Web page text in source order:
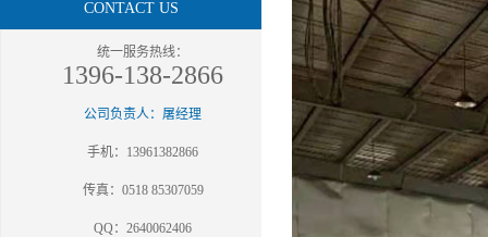
CONTACT US
统一服务热线：
1396-138-2866
公司负责人：屠经理
手机：13961382866
传真：0518 85307059
QQ：2640062406